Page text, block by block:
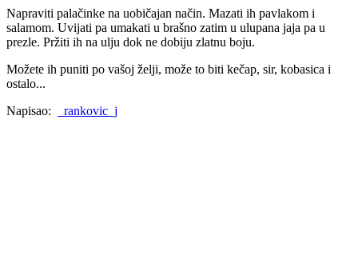
Napraviti palačinke na uobičajan način. Mazati ih pavlakom i
salamom. Uvijati pa umakati u brašno zatim u ulupana jaja pa u
prezle. Pržiti ih na ulju dok ne dobiju zlatnu boju.
Možete ih puniti po vašoj želji, može to biti kečap, sir, kobasica i
ostalo...
Napisao:
_rankovic_j